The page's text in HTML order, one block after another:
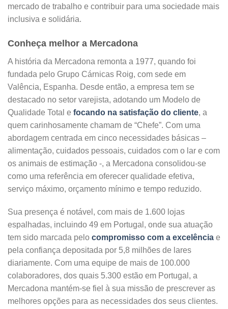
mercado de trabalho e contribuir para uma sociedade mais
inclusiva e solidária.
Conheça melhor a Mercadona
A história da Mercadona remonta a 1977, quando foi
fundada pelo Grupo Cárnicas Roig, com sede em
Valência, Espanha. Desde então, a empresa tem se
destacado no setor varejista, adotando um Modelo de
Qualidade Total e focando na satisfação do cliente, a
quem carinhosamente chamam de “Chefe”. Com uma
abordagem centrada em cinco necessidades básicas –
alimentação, cuidados pessoais, cuidados com o lar e com
os animais de estimação -, a Mercadona consolidou-se
como uma referência em oferecer qualidade efetiva,
serviço máximo, orçamento mínimo e tempo reduzido.
Sua presença é notável, com mais de 1.600 lojas
espalhadas, incluindo 49 em Portugal, onde sua atuação
tem sido marcada pelo compromisso com a excelência e
pela confiança depositada por 5,8 milhões de lares
diariamente. Com uma equipe de mais de 100.000
colaboradores, dos quais 5.300 estão em Portugal, a
Mercadona mantém-se fiel à sua missão de prescrever as
melhores opções para as necessidades dos seus clientes.